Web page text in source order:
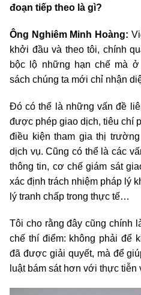
đoạn tiếp theo là gì?
Ông Nghiêm Minh Hoàng:
khởi đầu và theo tôi, chính
bộc lộ những hạn chế mà
sách chúng ta mới chỉ nhận
Đó có thể là những vấn đề
được phép giao dịch, tiêu chí
điều kiện tham gia thị
dịch vụ. Cũng có thể là các
thông tin, cơ chế giám sát
xác định trách nhiệm pháp lý
lý tranh chấp trong thực tế…
Tôi cho rằng đây cũng chính
chế thí điểm: không phải để
đã được giải quyết, mà để
luật bám sát hơn với thực